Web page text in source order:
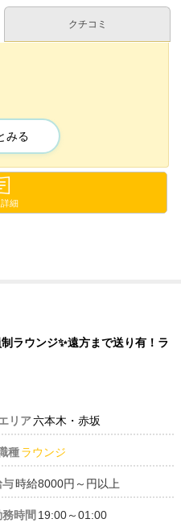
クチコミ
す😍💕
ます💖✨
みる
細
ラウンジ✨遠方まで送り有！ラ
リア六本木・赤坂
種ラウンジ
与時給8000円～円以上
務時間 19:00～01:00